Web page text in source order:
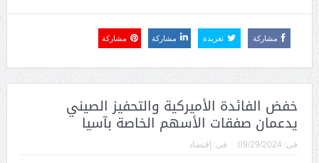
مشاركة تغريدة مشاركة مشاركة
خفض الفائدة الأميركية والتحفيز الصيني
يدعمان صفقات الأسهم الخاصة بآسيا
فى: 09/29/2024 فى: إقتصاد